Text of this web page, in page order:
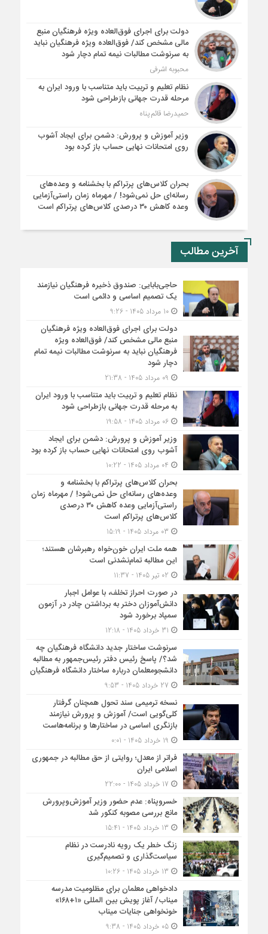
دولت برای اجرای فوق‌العاده ویژه فرهنگیان منبع
مالی مشخص کند/ فوق‌العاده ویژه فرهنگیان نباید
به سرنوشت مطالبات نیمه‌ تمام دچار شود
محبوبه اشرفی
نظام تعلیم و تربیت باید متناسب با ورود ایران به
مرحله قدرت جهانی بازطراحی شود
حمیدرضا قائم پناه
وزیر آموزش و پرورش: دشمن برای ایجاد آشوب
روی امتحانات نهایی حساب باز کرده بود
بحران کلاس‌های پرتراکم با بخشنامه و وعده‌های
رسانه‌ای حل نمی‌شود! / مهرماه زمان راستی‌آزمایی
وعده کاهش ۳۰ درصدی کلاس‌های پرتراکم است
آخرین مطالب
حاجی‌بابایی: صندوق ذخیره فرهنگیان نیازمند
یک تصمیم اساسی و دائمی است
10 مرداد 1405 - 9:26
دولت برای اجرای فوق‌العاده ویژه فرهنگیان
منبع مالی مشخص کند/ فوق‌العاده ویژه
فرهنگیان نباید به سرنوشت مطالبات نیمه‌ تمام
دچار شود
نظام تعلیم و تربیت باید متناسب با ورود ایران
به مرحله قدرت جهانی بازطراحی شود
06 مرداد 1405 - 19:58
وزیر آموزش و پرورش: دشمن برای ایجاد
آشوب روی امتحانات نهایی حساب باز کرده بود
بحران کلاس‌های پرتراکم با بخشنامه و
وعده‌های رسانه‌ای حل نمی‌شود! / مهرماه زمان
راستی‌آزمایی وعده کاهش ۳۰ درصدی
کلاس‌های پرتراکم است
همه ملت ایران خون‌خواه رهبرشان هستند؛
این مطالبه تمام‌نشدنی است
در صورت احراز تخلف، با عوامل اجبار
دانش‌آموزان دختر به برداشتن چادر در آزمون
سمپاد برخورد شود
سرنوشت ساختار جدید دانشگاه فرهنگیان چه
شد؟/ پاسخ رئیس دفتر رئیس‌جمهور به مطالبه
دانشجومعلمان درباره ساختار دانشگاه فرهنگیان
نسخه ترمیمی سند تحول همچنان گرفتار
کلی‌گویی است/ آموزش و پرورش نیازمند
بازنگری اساسی در ساختارها و برنامه‌هاست
فراتر از معدل؛ روایتی از حق مطالبه در جمهوری
اسلامی ایران
خسروپناه: عدم حضور وزیر آموزش‌وپرورش
مانع بررسی مصوبه کنکور شد
زنگ خطر یک رویه نادرست در نظام
سیاست‌گذاری و تصمیم‌گیری
دادخواهی معلمان برای مظلومیت مدرسه
میناب/ آغاز پویش بین المللی «۱+۱۶۸»
خونخواهی جنایات میناب
05 خرداد 1405 - 9:38